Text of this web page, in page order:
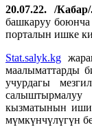
20.07.22. /
башкаруу боюнча
порталын ишке
Stat.salyk.kg
маалыматтарды
учурдагы
кызматынын
мүмкүнчүлүгүн